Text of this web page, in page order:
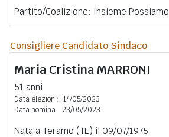
Partito/Coalizione: Insieme Possiamo
Consigliere Candidato Sindaco
Maria Cristina MARRONI
51 anni
Data elezioni: 14/05/2023
Data nomina: 23/05/2023
Nata a Teramo (TE) il 09/07/1975